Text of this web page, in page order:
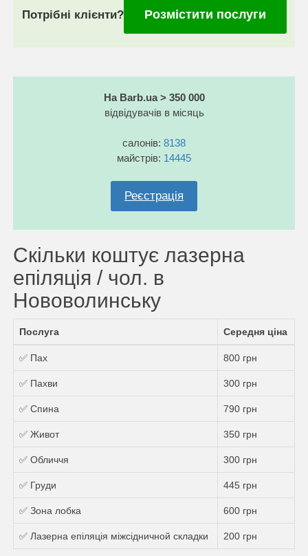
Потрібні клієнти? Розмістити послуги
На Barb.ua > 350 000
відвідувачів в місяць
салонів: 8138
майстрів: 14445
Реєстрація
Скільки коштує лазерна
епіляція / чол. в
Нововолинську
Послуга Середня ціна
✅ Пах 800 грн
✅ Пахви 300 грн
✅ Спина 790 грн
✅ Живот 350 грн
✅ Обличчя 300 грн
✅ Груди 445 грн
✅ Зона лобка 600 грн
✅ Лазерна епіляція міжсідничной складки 200 грн